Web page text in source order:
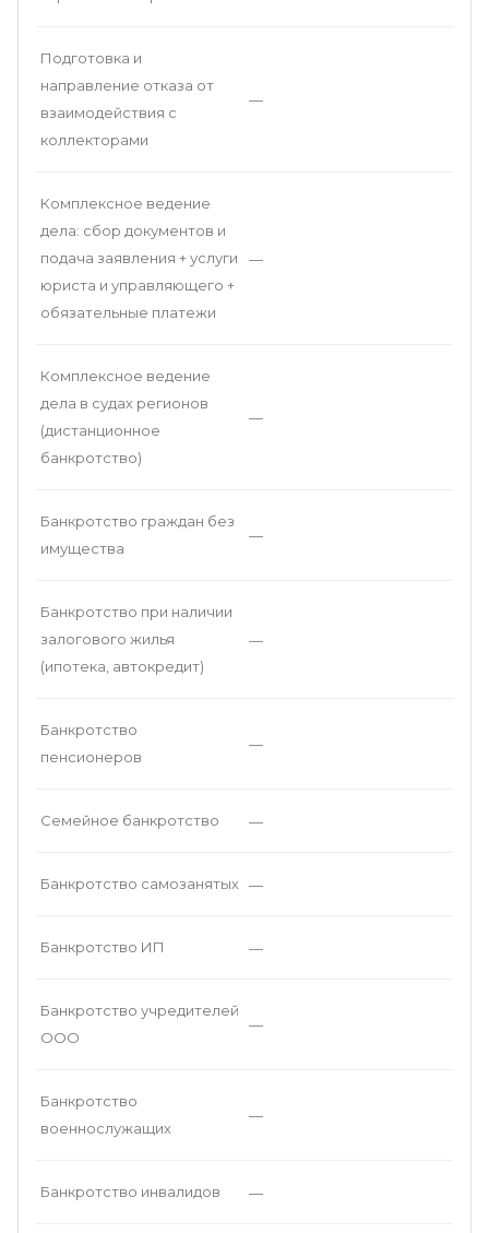
Подготовка и
направление отказа от
взаимодействия с
коллекторами
—
Комплексное ведение
дела: сбор документов и
подача заявления + услуги
юриста и управляющего +
обязательные платежи
—
Комплексное ведение
дела в судах регионов
(дистанционное
банкротство)
—
Банкротство граждан без
имущества
—
Банкротство при наличии
залогового жилья
(ипотека, автокредит)
—
Банкротство
пенсионеров
—
Семейное банкротство —
Банкротство самозанятых —
Банкротство ИП —
Банкротство учредителей
ООО
—
Банкротство
военнослужащих
—
Банкротство инвалидов —